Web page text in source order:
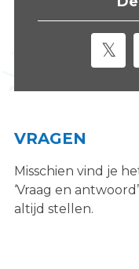
VRAGEN
Misschien vind je
‘Vraag en
altijd stellen.